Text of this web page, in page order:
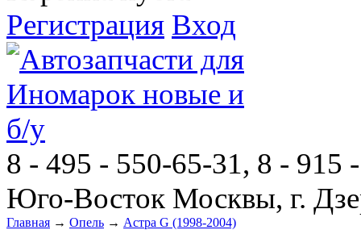
Регистрация Вход
8 - 495 - 550-65-31, 8 - 915
Юго-Восток Москвы, г.
Главная → Опель → Астра G (1998-2004)